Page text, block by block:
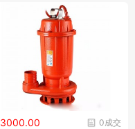
0成交
3000.00